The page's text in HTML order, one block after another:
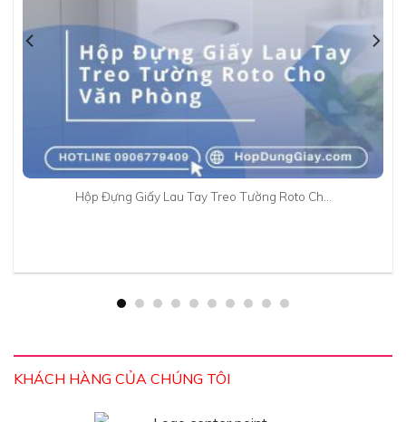
Hộp Đựng Giấy Lau Tay Treo Tường Roto Ch…
KHÁCH HÀNG CỦA CHÚNG TÔI